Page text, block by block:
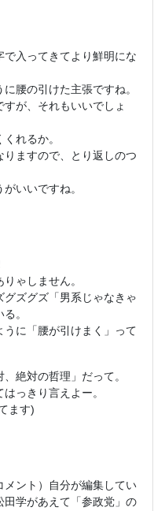
入ってきてより鮮明にな
腰の引けた主張ですね。
が、それもいいでしょ
れるか。
りますので、とり返しのつ
いいですね。
ゃしません。
グズグズ「男系じゃなきゃ
。
に「腰が引けまく」って
絶対の哲理」だって。
っきり言えよー。
ます)
メント）自分が編集してい
田学があえて「参政党」の